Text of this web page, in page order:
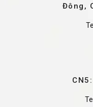
Đông,
CN5: